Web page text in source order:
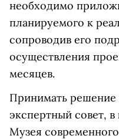
необходимо
планируемого к
сопроводив его
осуществления
месяцев.
Принимать решение
экспертный совет,
Музея